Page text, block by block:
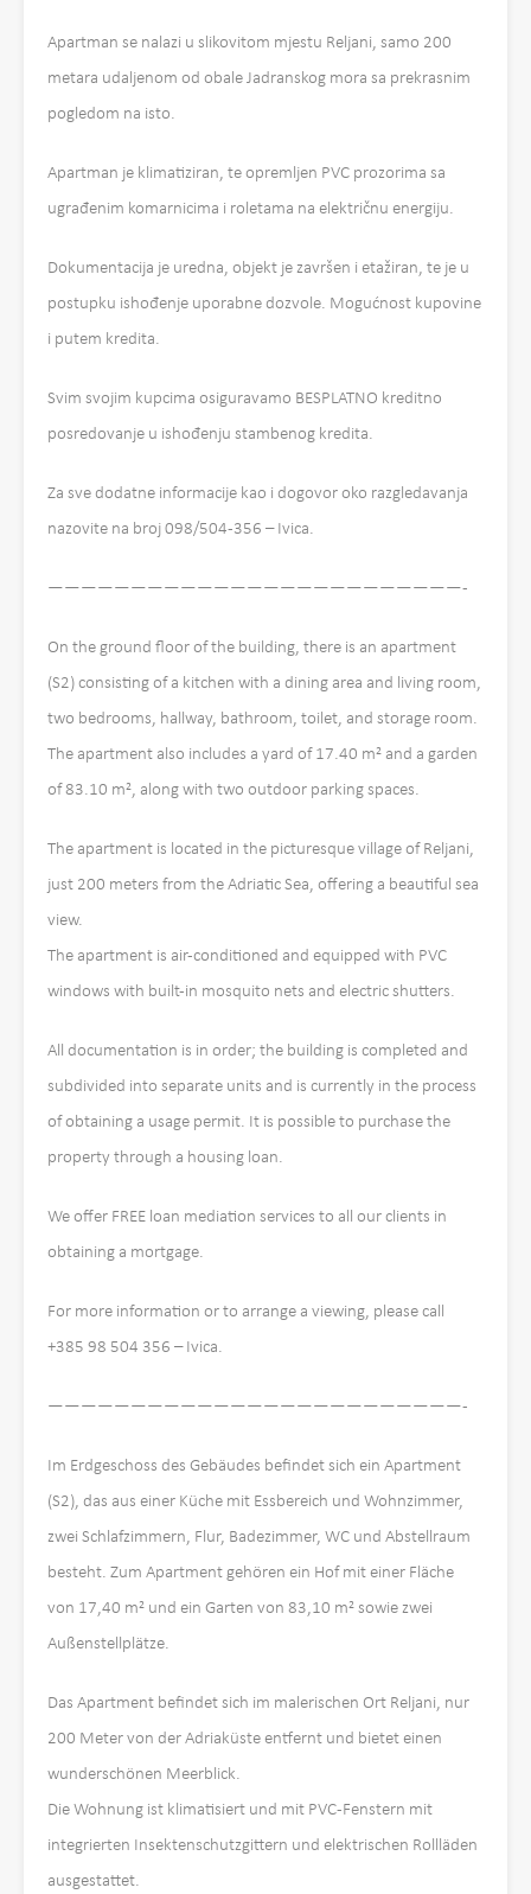
Apartman se nalazi u slikovitom mjestu Reljani, samo 200
metara udaljenom od obale Jadranskog mora sa prekrasnim
pogledom na isto.
Apartman je klimatiziran, te opremljen PVC prozorima sa
ugrađenim komarnicima i roletama na električnu energiju.
Dokumentacija je uredna, objekt je završen i etažiran, te je u
postupku ishođenje uporabne dozvole. Mogućnost kupovine
i putem kredita.
Svim svojim kupcima osiguravamo BESPLATNO kreditno
posredovanje u ishođenju stambenog kredita.
Za sve dodatne informacije kao i dogovor oko razgledavanja
nazovite na broj 098/504-356 – Ivica.
—————————————————————————-
On the ground floor of the building, there is an apartment
(S2) consisting of a kitchen with a dining area and living room,
two bedrooms, hallway, bathroom, toilet, and storage room.
The apartment also includes a yard of 17.40 m² and a garden
of 83.10 m², along with two outdoor parking spaces.
The apartment is located in the picturesque village of Reljani,
just 200 meters from the Adriatic Sea, offering a beautiful sea
view.
The apartment is air-conditioned and equipped with PVC
windows with built-in mosquito nets and electric shutters.
All documentation is in order; the building is completed and
subdivided into separate units and is currently in the process
of obtaining a usage permit. It is possible to purchase the
property through a housing loan.
We offer FREE loan mediation services to all our clients in
obtaining a mortgage.
For more information or to arrange a viewing, please call
+385 98 504 356 – Ivica.
—————————————————————————-
Im Erdgeschoss des Gebäudes befindet sich ein Apartment
(S2), das aus einer Küche mit Essbereich und Wohnzimmer,
zwei Schlafzimmern, Flur, Badezimmer, WC und Abstellraum
besteht. Zum Apartment gehören ein Hof mit einer Fläche
von 17,40 m² und ein Garten von 83,10 m² sowie zwei
Außenstellplätze.
Das Apartment befindet sich im malerischen Ort Reljani, nur
200 Meter von der Adriaküste entfernt und bietet einen
wunderschönen Meerblick.
Die Wohnung ist klimatisiert und mit PVC-Fenstern mit
integrierten Insektenschutzgittern und elektrischen Rollläden
ausgestattet.